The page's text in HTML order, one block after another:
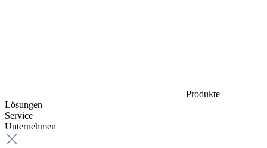
Produkte
Lösungen
Service
Unternehmen